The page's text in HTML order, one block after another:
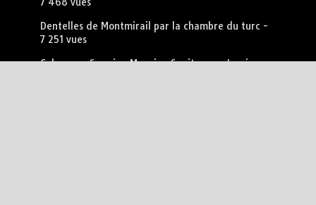
7 468 vues
Dentelles de Montmirail par la chambre du turc -
7 251 vues
Calanques Sormiou Morgiou Sugiton par Luminy-